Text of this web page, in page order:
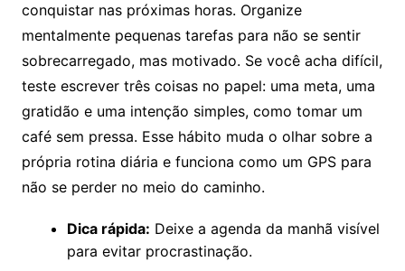
conquistar nas próximas horas. Organize
mentalmente pequenas tarefas para não se sentir
sobrecarregado, mas motivado. Se você acha difícil,
teste escrever três coisas no papel: uma meta, uma
gratidão e uma intenção simples, como tomar um
café sem pressa. Esse hábito muda o olhar sobre a
própria rotina diária e funciona como um GPS para
não se perder no meio do caminho.
Dica rápida: Deixe a agenda da manhã visível
para evitar procrastinação.